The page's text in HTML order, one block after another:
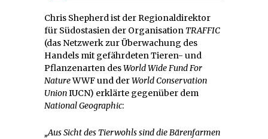
Chris Shepherd ist der Regionaldirektor
für Südostasien der Organisation TRAFFIC
(das Netzwerk zur Überwachung des
Handels mit gefährdeten Tieren- und
Pflanzenarten desWorld Wide Fund For
NatureWWF und derWorld Conservation
UnionIUCN) erklärte gegenüber dem
National Geographic:
„Aus Sicht des Tierwohls sind die Bärenfarmen